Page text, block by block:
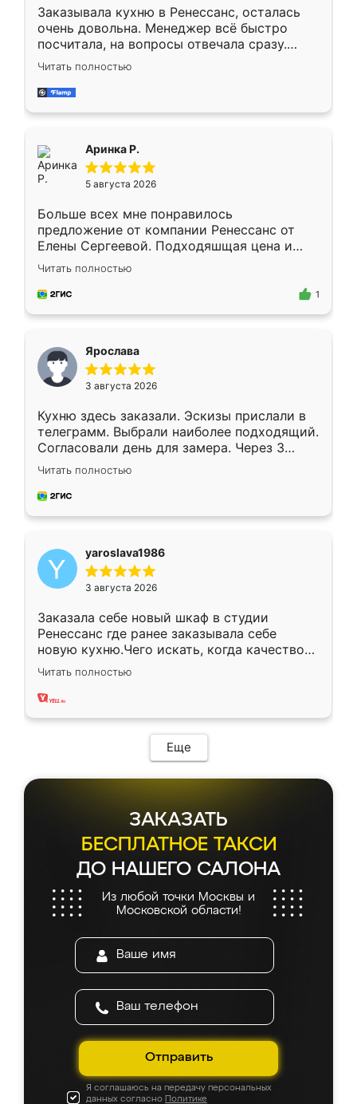
Заказывала кухню в Ренессанс, осталась
очень довольна. Менеджер всё быстро
посчитала, на вопросы отвечала сразу.
Замерщик приехал в субботу, подошёл к
делу со всей ответственностью. Собрали
за день, ребята работали аккуратно, даже
Читать полностью
Аринка Р.
5 августа 2026
Больше всех мне понравилось
предложение от компании Ренессанс от
Елены Сергеевой. Подходяшщая цена и
короткие сроки изготовления. Приехавший
для замера сотрудник Владислав
предложил по моему эскизу самый
Читать полностью
1
Ярослава
3 августа 2026
Кухню здесь заказали. Эскизы прислали в
телеграмм. Выбрали наиболее подходящий.
Согласовали день для замера. Через 3
недели кухня была уже готова. Остались
довольны работой. Спасибо Ренессанс
мебель за качественную работу!
Читать полностью
yaroslava1986
3 августа 2026
Заказала себе новый шкаф в студии
Ренессанс где ранее заказывала себе
новую кухню.Чего искать, когда качеством
вполне довольна. Служит кухня уже почти
два года, нареканий нет.
Читать полностью
Еще
ЗАКАЗАТЬ
БЕСПЛАТНОЕ ТАКСИ
ДО НАШЕГО САЛОНА
Из любой точки Москвы и
Московской области!
Отправить
Я соглашаюсь на передачу персональных
данных согласно Политике